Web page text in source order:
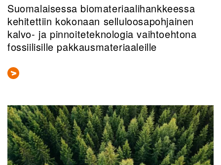
Suomalaisessa biomateriaalihankkeessa
kehitettiin kokonaan selluloosapohjainen
kalvo- ja pinnoiteteknologia vaihtoehtona
fossiilisille pakkausmateriaaleille